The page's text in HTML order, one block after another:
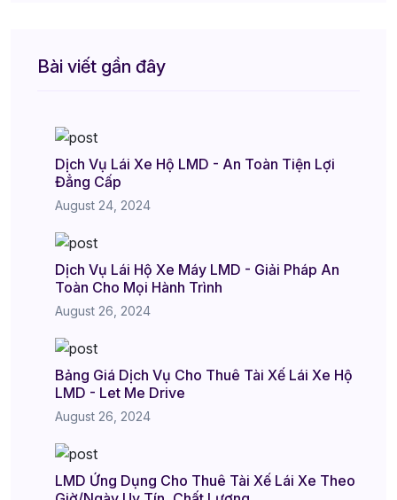
Bài viết gần đây
Dịch Vụ Lái Xe Hộ LMD - An Toàn Tiện Lợi
Đẳng Cấp
August 24, 2024
Dịch Vụ Lái Hộ Xe Máy LMD - Giải Pháp An
Toàn Cho Mọi Hành Trình
August 26, 2024
Bảng Giá Dịch Vụ Cho Thuê Tài Xế Lái Xe Hộ
LMD - Let Me Drive
August 26, 2024
LMD Ứng Dụng Cho Thuê Tài Xế Lái Xe Theo